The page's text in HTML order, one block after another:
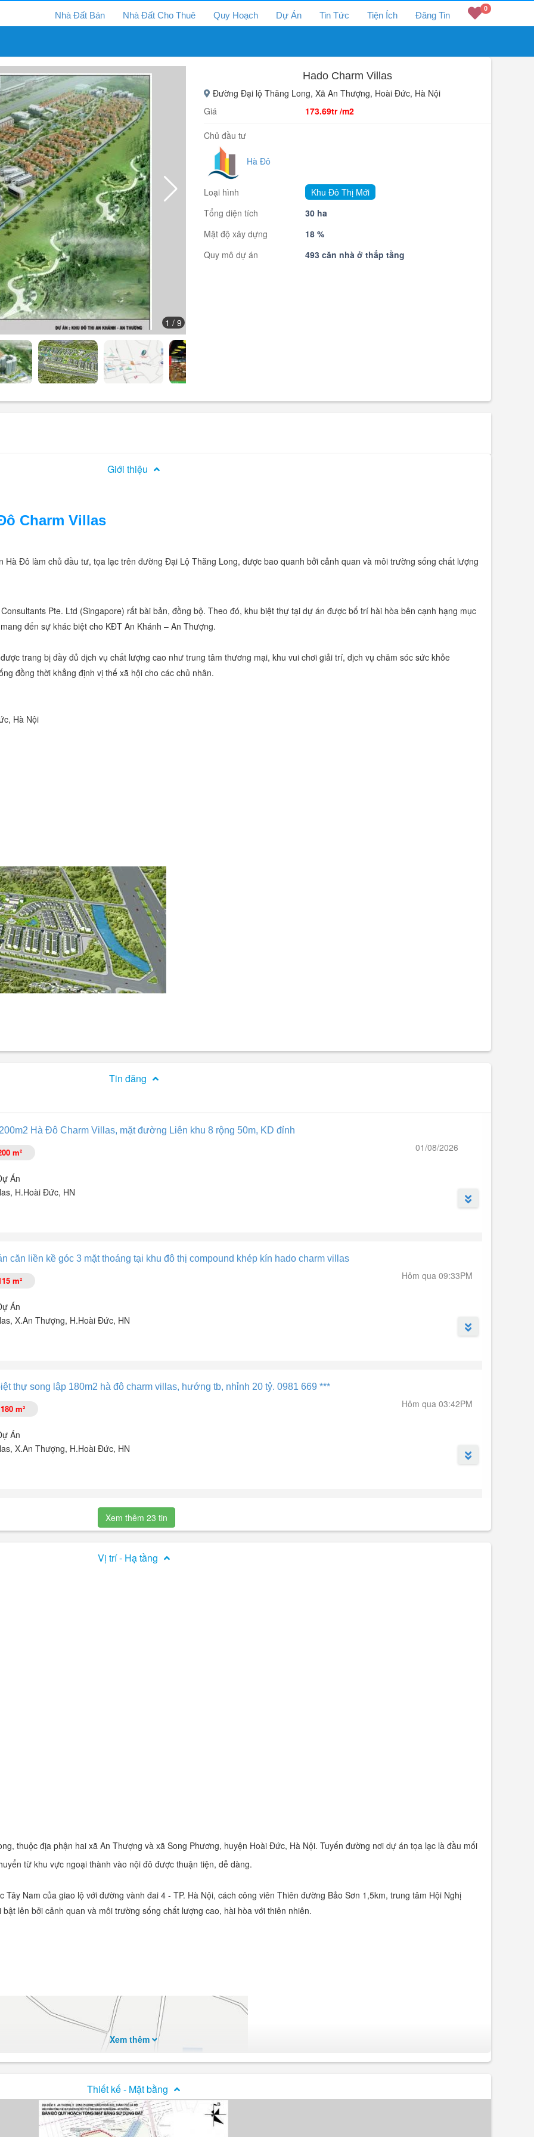
Nhà Đất Bán Nhà Đất Cho Thuê Quy Hoạch Dự Án Tin Tức Tiện Ích Đăng Tin
0
1 / 9
Hado Charm Villas
Đường Đại lộ Thăng Long, Xã An Thượng, Hoài Đức, Hà Nội
Giá
173.69tr /m2
Chủ đầu tư
Hà Đô
Loại hình
Khu Đô Thị Mới
Tổng diện tích
30 ha
Mật độ xây dựng
18 %
Quy mô dự án
493 căn nhà ở thấp tầng
Giới thiệu
Charm Villas
Hà Đô làm chủ đầu tư, tọa lạc trên đường Đại Lộ Thăng Long, được bao quanh bởi cảnh quan và môi trường sống chất lượng
Pte. Ltd (Singapore) rất bài bản, đồng bộ. Theo đó, khu biệt thự tại dự án được bố trí hài hòa bên cạnh hạng mục
đến sự khác biệt cho KĐT An Khánh – An Thượng.
trang bị đầy đủ dịch vụ chất lượng cao như trung tâm thương mại, khu vui chơi giải trí, dịch vụ chăm sóc sức khỏe
đồng thời khẳng định vị thế xã hội cho các chủ nhân.
Hà Nội
Tin đăng
Hà Đô Charm Villas, mặt đường Liên khu 8 rộng 50m, KD đỉnh
01/08/2026
m²
Án
H.Hoài Đức, HN
địa, tương lai sáng lạng. mặt liên khu 8 rộng 50m ,mặt sau đường nội bộ thỏa mái kinh doanh.
căn liền kề góc 3 mặt thoáng tại khu đô thị compound khép kín hado charm villas
Hôm qua 09:33PM
m²
Án
X.An Thượng, H.Hoài Đức, HN
thự song lập 180m2 hà đô charm villas, hướng tb, nhỉnh 20 tỷ. 0981 669 ***
Hôm qua 03:42PM
180 m²
Án
X.An Thượng, H.Hoài Đức, HN
Xem thêm 23 tin
Vị trí - Hạ tầng
thuộc địa phận hai xã An Thượng và xã Song Phương, huyện Hoài Đức, Hà Nội. Tuyến đường nơi dự án tọa lạc là đầu mối
từ khu vực ngoại thành vào nội đô được thuận tiện, dễ dàng.
Nam của giao lộ với đường vành đai 4 - TP. Hà Nội, cách công viên Thiên đường Bảo Sơn 1,5km, trung tâm Hội Nghị
lên bởi cảnh quan và môi trường sống chất lượng cao, hài hòa với thiên nhiên.
Xem thêm
Thiết kế - Mặt bằng